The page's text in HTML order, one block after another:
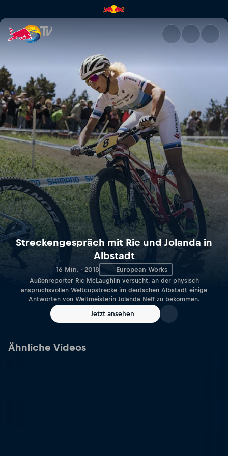
Streckengespräch mit Ric
Streckengespräch mit Ric und Jolanda in
Albstadt
16 Min. · 2018 European Works
Außenreporter Ric McLaughlin versucht, an der physisch
anspruchsvollen Weltcupstrecke im deutschen Albstadt einige
Antworten von Weltmeisterin Jolanda Neff zu bekommen.
Jetzt ansehen
Ähnliche Videos